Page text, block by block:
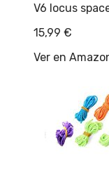
V6 locus
15,99 €
Ver en